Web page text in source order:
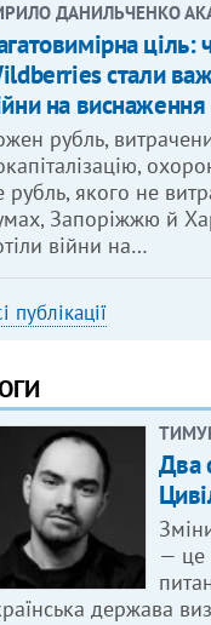
ДАНИЛЬЧЕНКО
ціль:
стали
на виснаження
рубль,
рубль, якого не
Запоріжжю й
війни на…
публікації
Два
— це
держава